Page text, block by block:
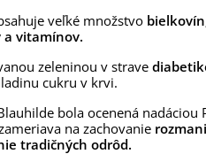
veľké množstvo
vitamínov.
zeleninou v strave
cukru v krvi.
bola ocenená nadáciou
na zachovanie
tradičných odrôd.